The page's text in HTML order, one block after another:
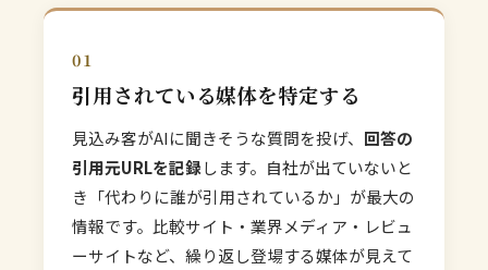
01
引用されている媒体を特定する
見込み客がAIに聞きそうな質問を投げ、 回答の
引用元URLを記録します。自社が出ていないと
き「代わりに誰が引用されているか」が最大の
情報です。比較サイト・業界メディア・レビュ
ーサイトなど、繰り返し登場する媒体が見えて